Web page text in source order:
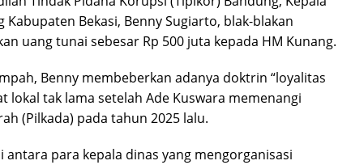
Kabupaten Bekasi, Benny Sugiarto, blak-blakan
uang tunai sebesar Rp 500 juta kepada HM Kunang.
Benny membeberkan adanya doktrin “loyalitas
lokal tak lama setelah Ade Kuswara memenangi
(Pilkada) pada tahun 2025 lalu.
antara para kepala dinas yang mengorganisasi